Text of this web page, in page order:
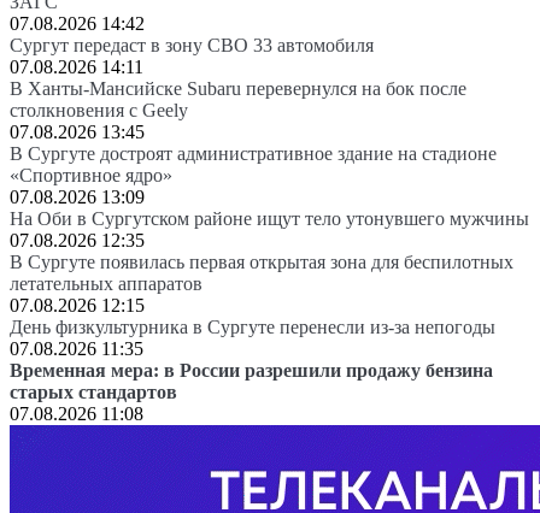
07.08.2026 14:42
Сургут передаст в зону СВО 33 автомобиля
07.08.2026 14:11
В Ханты-Мансийске Subaru перевернулся на бок после
столкновения с Geely
07.08.2026 13:45
В Сургуте достроят административное здание на стадионе
«Спортивное ядро»
07.08.2026 13:09
На Оби в Сургутском районе ищут тело утонувшего мужчины
07.08.2026 12:35
В Сургуте появилась первая открытая зона для беспилотных
летательных аппаратов
07.08.2026 12:15
День физкультурника в Сургуте перенесли из-за непогоды
07.08.2026 11:35
Временная мера: в России разрешили продажу бензина
старых стандартов
07.08.2026 11:08